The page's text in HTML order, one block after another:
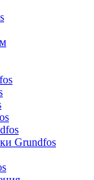
Grundfos